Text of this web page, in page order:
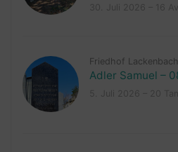
Friedhof Lackenbach
Adler Samuel –